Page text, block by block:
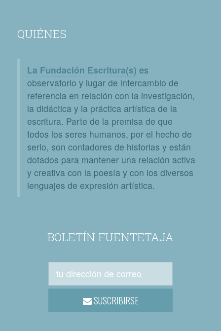
QUIÉNES
La Fundación Escritura(s) es
observatorio y lugar de intercambio de
referencia en relación con la investigación,
la didáctica y la práctica artística de la
escritura. Parte de la premisa de que
todos los seres humanos, por el hecho de
serlo, son contadores de historias y están
dotados para mantener una relación activa
y creativa con la poesía y con los diversos
lenguajes de expresión artística.
BOLETÍN FUENTETAJA
SUSCRIBIRSE